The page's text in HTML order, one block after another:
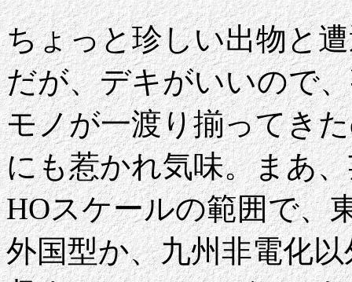
ちょっと珍しい出物と
だが、デキがいいので
モノが一渡り揃ってき
にも惹かれ気味。まあ
HOスケールの範囲で、
外国型か、九州非電化